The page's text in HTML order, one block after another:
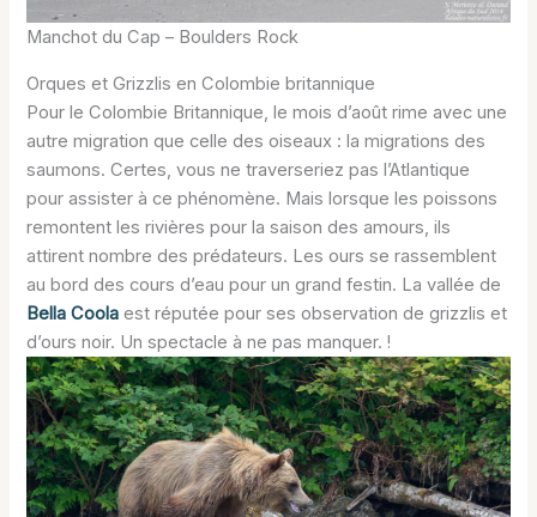
Manchot du Cap – Boulders Rock
Orques et Grizzlis en Colombie britannique
Pour le Colombie Britannique, le mois d’août rime avec une
autre migration que celle des oiseaux : la migrations des
saumons. Certes, vous ne traverseriez pas l’Atlantique
pour assister à ce phénomène. Mais lorsque les poissons
remontent les rivières pour la saison des amours, ils
attirent nombre des prédateurs. Les ours se rassemblent
au bord des cours d’eau pour un grand festin. La vallée de
Bella Coola est réputée pour ses observation de grizzlis et
d’ours noir. Un spectacle à ne pas manquer. !